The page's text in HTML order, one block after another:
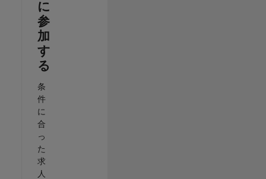
に
参
加
す
る
条
件
に
合
っ
た
求
人